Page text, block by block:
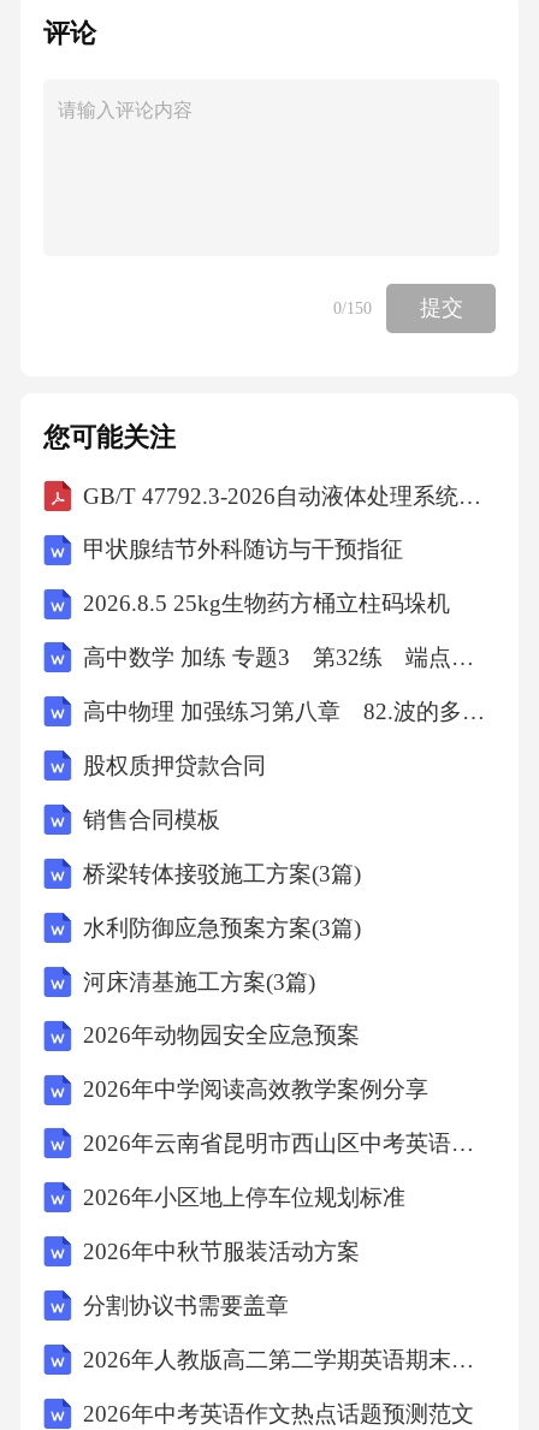
组织学生进行以中秋节为主题的绘画比赛。学
节场景。通过比赛，培养学生的审美能力和创
学生的归属感和凝聚力。5.探访传统文化组织学
生参观与中秋节相关的文化遗址、博物馆等，
施步骤1.导入阶段：通过讲座、视频等形式，激
发学生对中秋节的兴趣和好奇心。2.实践阶段：
组织学生进行月饼制作、绘画比赛、晚会表演
围。3.拓展阶段：通过参观文化遗址、博物馆
等，让学生更深入地了解中秋节的传统文化。4.
总结阶段：组织学生进行成果展示和分享，总
结活动收获，激发学生对传统文化的热爱。
品、表现等，评估学生对中秋节传统文化的了
解程度和对活动的参与度。2.教学反思：教师对
活动过程中的问题进行反思和总结，为今后的
教学提供参考和改进。六、结语通过本次教学
活动，让学生更好地了解中秋节的传统文化和
习俗，增强对传统文化的认识和热爱。同时，
让学生在活动中体验节日氛围，培养学生的团
队合作能力和创造力。希望今后能够继续加强
陶下茁壮成长。在编制2026年团团圆圆过中秋
教学案例的文章时，你可以按照以下结构和内
容来组织文章，同时采用自然、流畅的语言风
格：一、引言简要介绍中秋节的背景和意义，
说明为什么选择这个节日作为教学案例的主
题，以及教学案例的目标是什么。可以提到中
评论
0/150 提交
您可能关注
GB/T 47792.3-2026自动液体处理系统第3部分：容量性能的测定、规范和报告
甲状腺结节外科随访与干预指征
2026.8.5 25kg生物药方桶立柱码垛机
高中数学 加练 专题3 第32练 端点效应
高中物理 加强练习第八章 82.波的多解问题
股权质押贷款合同
销售合同模板
桥梁转体接驳施工方案(3篇)
水利防御应急预案方案(3篇)
河床清基施工方案(3篇)
2026年动物园安全应急预案
2026年中学阅读高效教学案例分享
2026年云南省昆明市西山区中考英语一模试卷(含详细答案解析)
2026年小区地上停车位规划标准
2026年中秋节服装活动方案
分割协议书需要盖章
2026年人教版高二第二学期英语期末教学质量抽检卷（附答案可下载）
2026年中考英语作文热点话题预测范文